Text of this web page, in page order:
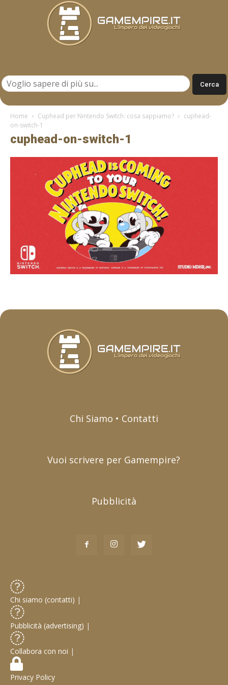
Home Cuphead per Nintendo Switch: cosa sappiamo?
cuphead-
on-switch-1
cuphead-on-switch-1
Chi Siamo • Contatti
Vuoi scrivere per Gamempire?
Pubblicità
Chi siamo (contatti) |
Pubblicità (advertising) |
Collabora con noi |
Privacy Policy